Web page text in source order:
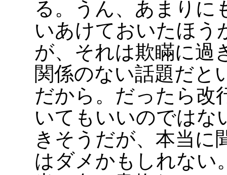
る。うん、あまりに
いあけておいたほう
が、それは欺瞞に過
関係のない話題だと
だから。だったら改
いてもいいのではな
きそうだが、本当に
はダメかもしれない